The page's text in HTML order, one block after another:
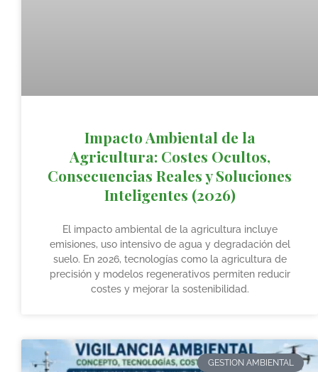
Impacto Ambiental de la
Agricultura: Costes Ocultos,
Consecuencias Reales y Soluciones
Inteligentes (2026)
El impacto ambiental de la agricultura incluye
emisiones, uso intensivo de agua y degradación del
suelo. En 2026, tecnologías como la agricultura de
precisión y modelos regenerativos permiten reducir
costes y mejorar la sostenibilidad.
GESTION AMBIENTAL